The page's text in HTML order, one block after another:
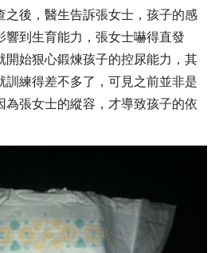
之後，醫生告訴張女士，孩子的感
響到生育能力，張女士嚇得直發
開始狠心鍛煉孩子的控尿能力，其
訓練得差不多了，可見之前並非是
為張女士的縱容，才導致孩子的依